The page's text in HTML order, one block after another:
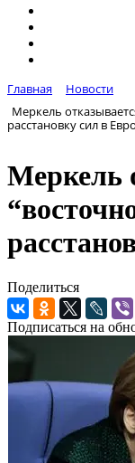
Главная
Новости
Меркель
расстановку сил в
Меркель
Поделиться
Подписаться на